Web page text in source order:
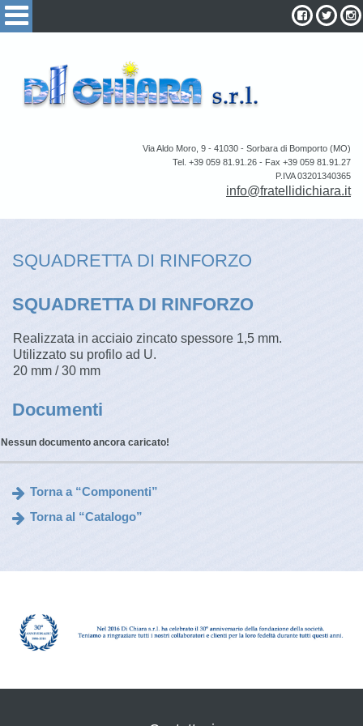
Via Aldo Moro, 9 - 41030 - Sorbara di Bomporto (MO)
Tel. +39 059 81.91.26 - Fax +39 059 81.91.27
P.IVA 03201340365
info@fratellidichiara.it
SQUADRETTA DI RINFORZO
SQUADRETTA DI RINFORZO
Realizzata in acciaio zincato spessore 1,5 mm.
Utilizzato su profilo ad U.
20 mm / 30 mm
Documenti
Nessun documento ancora caricato!
Torna a “Componenti”
Torna al “Catalogo”